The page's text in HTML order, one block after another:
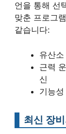
언을 통해 선
맞춘 프로그
같습니다:
유산
근력
신
기능
최신 장